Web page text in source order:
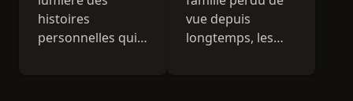
histoires
personnelles qui
vue depuis
longtemps, les